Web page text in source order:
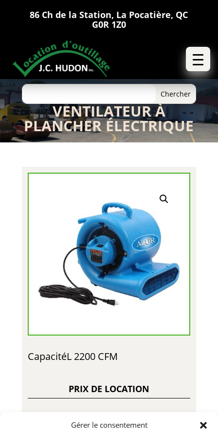
Gérer le consentement
86 Ch de la Station, La Pocatière, QC
G0R 1Z0
VENTILATEUR À
PLANCHER ÉLECTRIQUE
CapacitéL 2200 CFM
PRIX DE LOCATION
25.00$ – Jour